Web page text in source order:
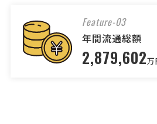
Feature-03
年間流通総額
2,879,602万
社会保険労務士 > 社会保険労務
総額予算 相談して決めたい